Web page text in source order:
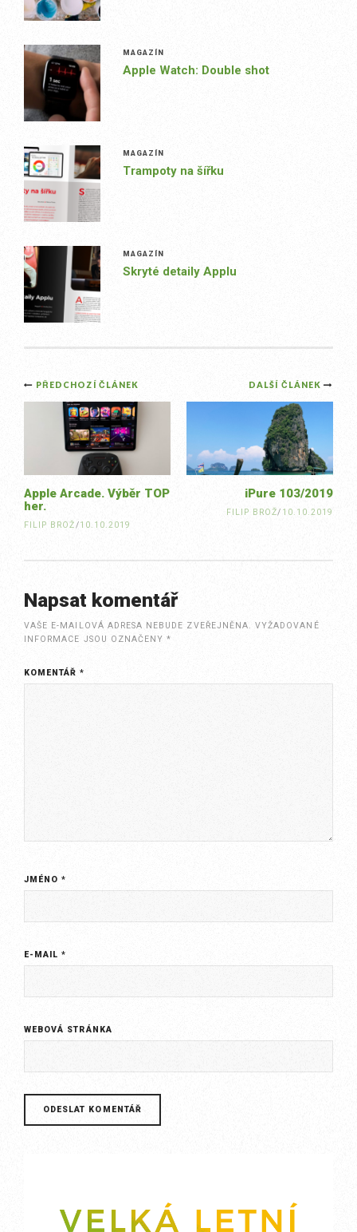
MAGAZÍN
Apple Watch: Double shot
MAGAZÍN
Trampoty na šířku
MAGAZÍN
Skryté detaily Applu
Post
navigation
DALŠÍ ČLÁNEK
iPure 103/2019
FILIP BROŽ/ 10.10.2019
PŘEDCHOZÍ ČLÁNEK
Apple Arcade. Výběr TOP
her.
FILIP BROŽ/10.10.2019
Napsat komentář
VAŠE E-MAILOVÁ ADRESA NEBUDE ZVEŘEJNĚNA. VYŽADOVANÉ
INFORMACE JSOU OZNAČENY*
KOMENTÁŘ*
JMÉNO*
E-MAIL*
WEBOVÁ STRÁNKA